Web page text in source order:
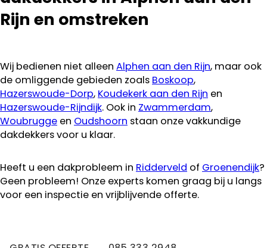
Rijn en omstreken
Wij bedienen niet alleen Alphen aan den Rijn, maar ook
de omliggende gebieden zoals Boskoop,
Hazerswoude-Dorp, Koudekerk aan den Rijn en
Hazerswoude-Rijndijk. Ook in Zwammerdam,
Woubrugge en Oudshoorn staan onze vakkundige
dakdekkers voor u klaar.
Heeft u een dakprobleem in Ridderveld of Groenendijk?
Geen probleem! Onze experts komen graag bij u langs
voor een inspectie en vrijblijvende offerte.